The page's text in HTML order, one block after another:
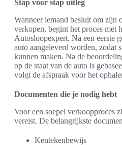
Stap voor stap uitleg
Wanneer iemand besluit om zijn
verkopen, begint het proces met
Autosloopexpert. Na een eerste
auto aangeleverd worden, zodat
kunnen maken. Na de
op de staat van de auto is
volgt de afspraak voor het
Documenten die je nodig hebt
Voor een soepel verkoopproces
vereist. De belangrijkste
Kentekenbewijs